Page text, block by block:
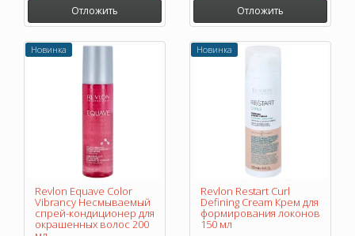
Отложить Отложить
Новинка
Revlon Equave Color
Vibrancy Несмываемый
спрей-кондиционер для
окрашенных волос 200
Новинка
Revlon Restart Curl
Defining Cream Крем для
формирования локонов
150 мл